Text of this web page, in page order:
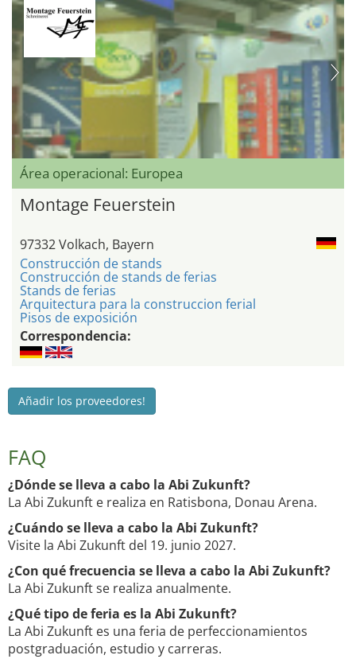
Área operacional: Europea
Montage Feuerstein
97332 Volkach, Bayern
Construcción de stands
Construcción de stands de ferias
Stands de ferias
Arquitectura para la construccion ferial
Pisos de exposición
Correspondencia:
Añadir los proveedores!
FAQ
¿Dónde se lleva a cabo la Abi Zukunft?
La Abi Zukunft e realiza en Ratisbona, Donau Arena.
¿Cuándo se lleva a cabo la Abi Zukunft?
Visite la Abi Zukunft del 19. junio 2027.
¿Con qué frecuencia se lleva a cabo la Abi Zukunft?
La Abi Zukunft se realiza anualmente.
¿Qué tipo de feria es la Abi Zukunft?
La Abi Zukunft es una feria de perfeccionamientos
postgraduación, estudio y carreras.